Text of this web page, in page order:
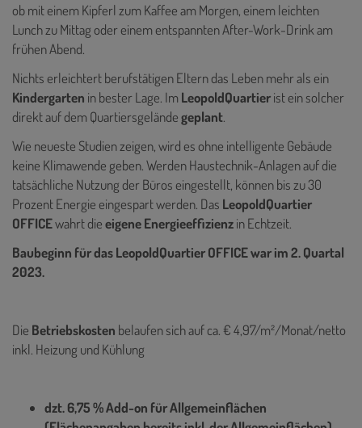
ob mit einem Kipferl zum Kaffee am Morgen, einem leichten
Lunch zu Mittag oder einem entspannten After-Work-Drink am
frühen Abend.
Nichts erleichtert berufstätigen Eltern das Leben mehr als ein
Kindergarten in bester Lage. Im LeopoldQuartierist ein solcher
direkt auf dem Quartiersgeländegeplant.
Wie neueste Studien zeigen, wird es ohne intelligente Gebäude
keine Klimawende geben. Werden Haustechnik-Anlagen auf die
tatsächliche Nutzung der Büros eingestellt, können bis zu 30
Prozent Energie eingespart werden. Das LeopoldQuartier
OFFICEwahrt dieeigene Energieeffizienzin Echtzeit.
Baubeginn für das LeopoldQuartier OFFICE war im 2. Quartal
2023.
Die Betriebskosten belaufen sich auf ca. € 4,97/m²/Monat/netto
inkl. Heizung und Kühlung
dzt. 6,75 % Add-on für Allgemeinflächen